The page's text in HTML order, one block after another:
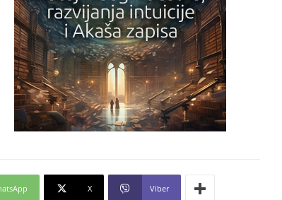
X Viber